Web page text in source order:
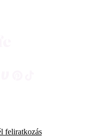
feliratkozás